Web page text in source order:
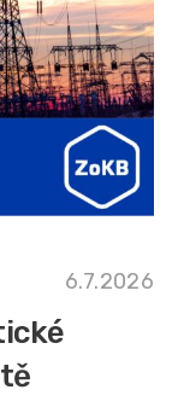
6.7.2026